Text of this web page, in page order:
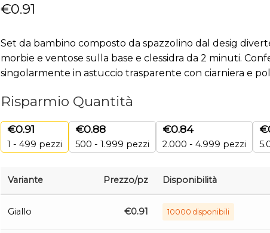
€0.91
Set da bambino composto da spazzolino dal desig
morbie e ventose sulla base e clessidra da 2 minuti.
singolarmente in astuccio trasparente con ciarniera e
Risparmio Quantità
€0.91
1 - 499 pezzi
€0.88
500 - 1.999 pezzi
€0.84
2.000 - 4.999 pezzi
€
Variante Prezzo/pz Disponibilità
Giallo €0.91 10000 disponibili